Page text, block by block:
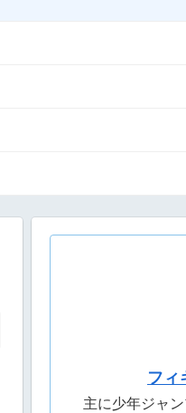
フィ
主に少年ジャ